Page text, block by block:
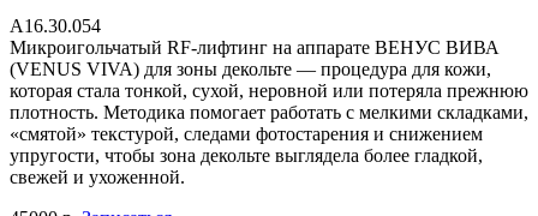
А16.30.054
Микроигольчатый RF-лифтинг на аппарате ВЕНУС ВИВА
(VENUS VIVA) для зоны декольте — процедура для кожи,
которая стала тонкой, сухой, неровной или потеряла прежнюю
плотность. Методика помогает работать с мелкими складками,
«смятой» текстурой, следами фотостарения и снижением
упругости, чтобы зона декольте выглядела более гладкой,
свежей и ухоженной.